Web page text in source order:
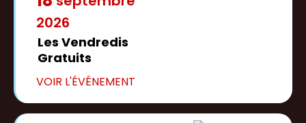
2026
Les Vendredis
Gratuits